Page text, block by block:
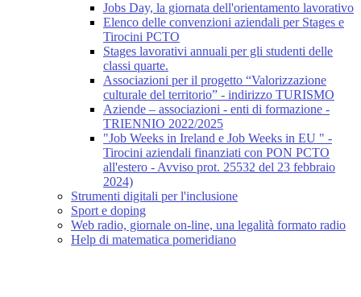
Jobs Day, la giornata dell'orientamento lavorativo
Elenco delle convenzioni aziendali per Stages e
Tirocini PCTO
Stages lavorativi annuali per gli studenti delle
classi quarte.
Associazioni per il progetto “Valorizzazione
culturale del territorio” - indirizzo TURISMO
Aziende – associazioni - enti di formazione -
TRIENNIO 2022/2025
"Job Weeks in Ireland e Job Weeks in EU " -
Tirocini aziendali finanziati con PON PCTO
all'estero - Avviso prot. 25532 del 23 febbraio
2024)
Strumenti digitali per l'inclusione
Sport e doping
Web radio, giornale on-line, una legalità formato radio
Help di matematica pomeridiano